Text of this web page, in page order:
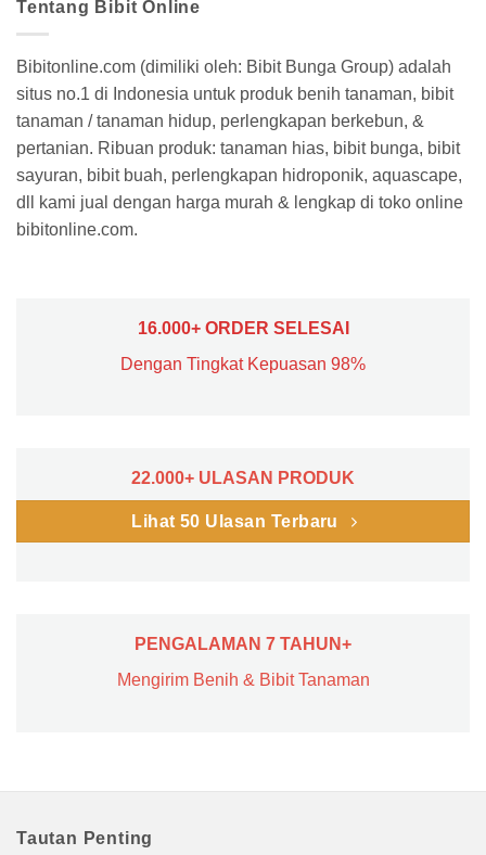
Tentang Bibit Online
Bibitonline.com (dimiliki oleh: Bibit Bunga Group) adalah
situs no.1 di Indonesia untuk produk benih tanaman, bibit
tanaman / tanaman hidup, perlengkapan berkebun, &
pertanian. Ribuan produk: tanaman hias, bibit bunga, bibit
sayuran, bibit buah, perlengkapan hidroponik, aquascape,
dll kami jual dengan harga murah & lengkap di toko online
bibitonline.com.
16.000+ ORDER SELESAI
Dengan Tingkat Kepuasan 98%
22.000+ ULASAN PRODUK
Lihat 50 Ulasan Terbaru
PENGALAMAN 7 TAHUN+
Mengirim Benih & Bibit Tanaman
Tautan Penting